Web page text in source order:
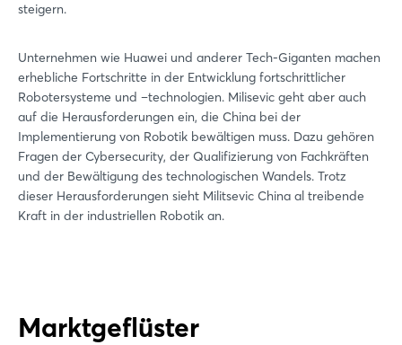
steigern.
Unternehmen wie Huawei und anderer Tech-Giganten machen
erhebliche Fortschritte in der Entwicklung fortschrittlicher
Robotersysteme und –technologien. Milisevic geht aber auch
auf die Herausforderungen ein, die China bei der
Implementierung von Robotik bewältigen muss. Dazu gehören
Fragen der Cybersecurity, der Qualifizierung von Fachkräften
und der Bewältigung des technologischen Wandels. Trotz
dieser Herausforderungen sieht Militsevic China al treibende
Kraft in der industriellen Robotik an.
Marktgeflüster